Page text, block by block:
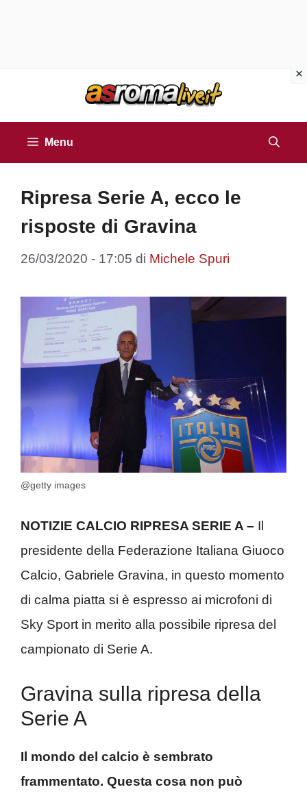
Menu
Ripresa Serie A, ecco le
risposte di Gravina
26/03/2020 - 17:05 di Michele Spuri
@getty images
NOTIZIE CALCIO RIPRESA SERIE A – Il
presidente della Federazione Italiana Giuoco
Calcio, Gabriele Gravina, in questo momento
di calma piatta si è espresso ai microfoni di
Sky Sport in merito alla possibile ripresa del
campionato di Serie A.
Gravina sulla ripresa della
Serie A
Il mondo del calcio è sembrato
frammentato. Questa cosa non può